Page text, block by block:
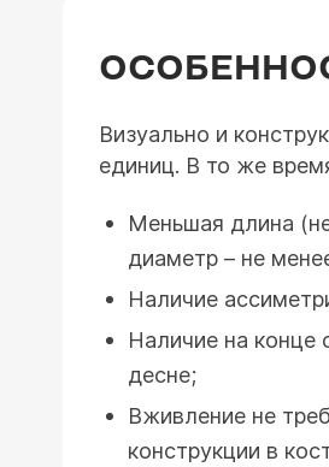
Визуально и
единиц. В то же
Меньшая длина
диаметр – не
Наличие
Наличие на конце
десне;
Вживление не
конструкции в